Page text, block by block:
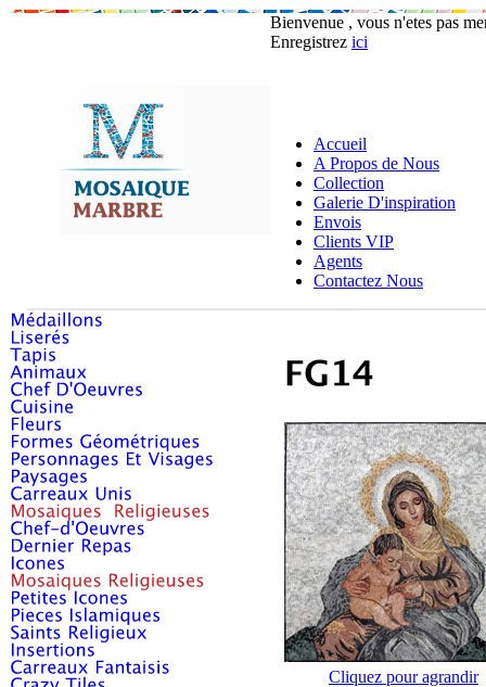
Bienvenue , vous n'etes pas
Enregistrez ici
Accueil
A Propos de Nous
Collection
Galerie D'inspiration
Envois
Clients VIP
Agents
Contactez Nous
Cliquez pour agrandir